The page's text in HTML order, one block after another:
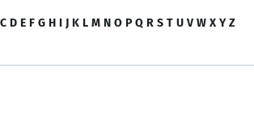
C D E F G H I J K L M N O P Q R S T U V W X Y Z